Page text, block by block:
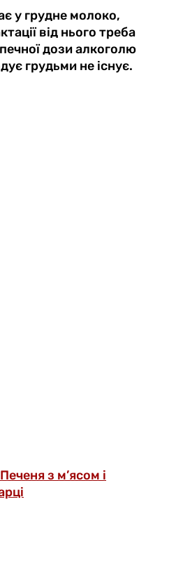
у грудне молоко,
від нього треба
дози алкоголю
грудьми не існує.
Печеня з м’ясом і